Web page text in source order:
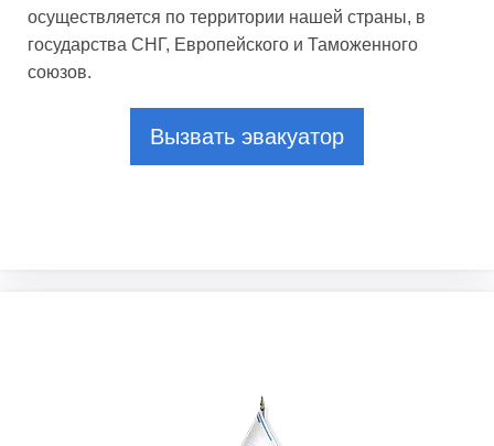
осуществляется по территории нашей страны, в
государства СНГ, Европейского и Таможенного
союзов.
Вызвать эвакуатор